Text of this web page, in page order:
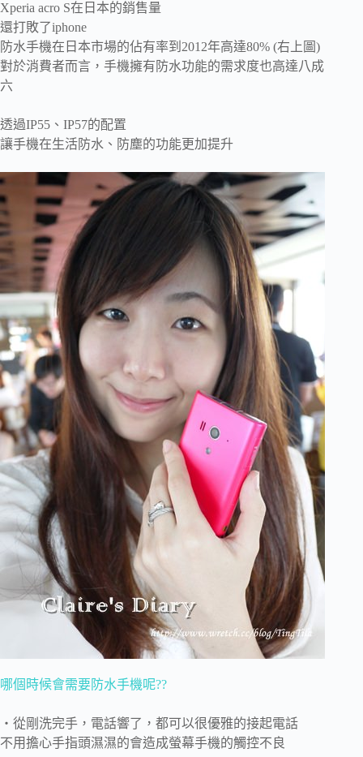
Xperia acro S在日本的銷售量
還打敗了iphone
防水手機在日本市場的佔有率到2012年高達80% (右上圖)
對於消費者而言，手機擁有防水功能的需求度也高達八成
六
透過IP55、IP57的配置
讓手機在生活防水、防塵的功能更加提升
哪個時候會需要防水手機呢??
‧從剛洗完手，電話響了，都可以很優雅的接起電話
不用擔心手指頭濕濕的會造成螢幕手機的觸控不良